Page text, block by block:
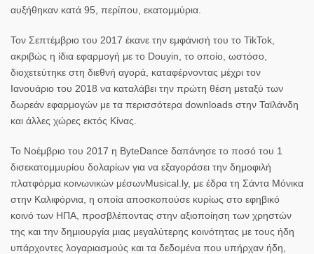
αυξήθηκαν κατά 95, περίπου, εκατομμύρια.
Τον Σεπτέμβριο του 2017 έκανε την εμφάνισή του το TikTok,
ακριβώς η ίδια εφαρμογή με το Douyin, το οποίο, ωστόσο,
διοχετεύτηκε στη διεθνή αγορά, καταφέρνοντας μέχρι τον
Ιανουάριο του 2018 να καταλάβει την πρώτη θέση μεταξύ των
δωρεάν εφαρμογών με τα περισσότερα downloads στην Ταϊλάνδη
και άλλες χώρες εκτός Κίνας.
Το Νοέμβριο του 2017 η ByteDance δαπάνησε το ποσό του 1
δισεκατομμυρίου δολαρίων για να εξαγοράσει την δημοφιλή
πλατφόρμα κοινωνικών μέσωνMusical.ly, με έδρα τη Σάντα Μόνικα
στην Καλιφόρνια, η οποία αποσκοπούσε κυρίως στο εφηβικό
κοινό των ΗΠΑ, προσβλέποντας στην αξιοποίηση των χρηστών
της και την δημιουργία μιας μεγαλύτερης κοινότητας με τους ήδη
υπάρχοντες λογαριασμούς και τα δεδομένα που υπήρχαν ήδη,